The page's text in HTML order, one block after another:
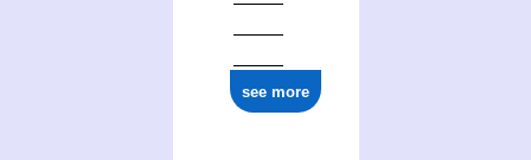
see more